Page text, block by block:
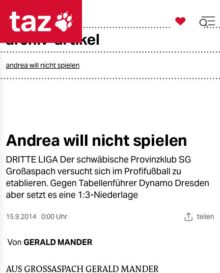
öko
gesellschaft
kultur
sport
berlin
nord
wahrheit

taz zahl ich
archiv-artikel
andrea will nicht spielen
Andrea will nicht spielen
DRITTE LIGA Der schwäbische Provinzklub SG
Großaspach versucht sich im Profifußball zu
etablieren. Gegen Tabellenführer Dynamo Dresden
aber setzt es eine 1:3-Niederlage
15.9.2014 0:00 Uhr teilen
Von GERALD MANDER
AUS GROSSASPACHGERALD MANDER